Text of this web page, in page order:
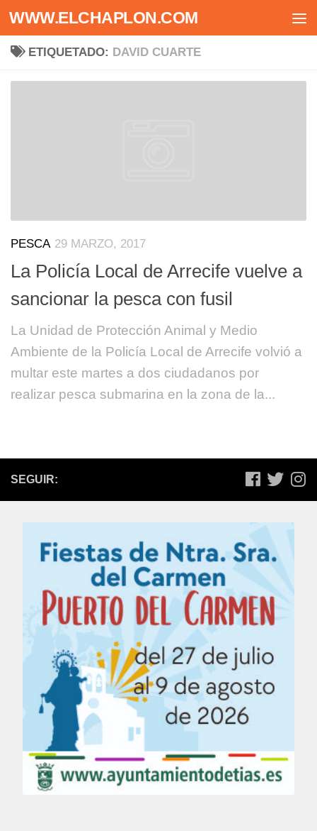
Saltar al contenido
WWW.ELCHAPLON.COM
ETIQUETADO: DAVID CUARTE
PESCA 29 MARZO, 2017
La Policía Local de Arrecife vuelve a
sancionar la pesca con fusil
La Unidad de Protección Animal y Medio
Ambiente de la Policía Local de Arrecife volvió a
multar este martes a dos ciudadanos por
realizar pesca submarina en la zona de la...
SEGUIR: